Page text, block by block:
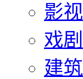
影视
戏剧
建筑